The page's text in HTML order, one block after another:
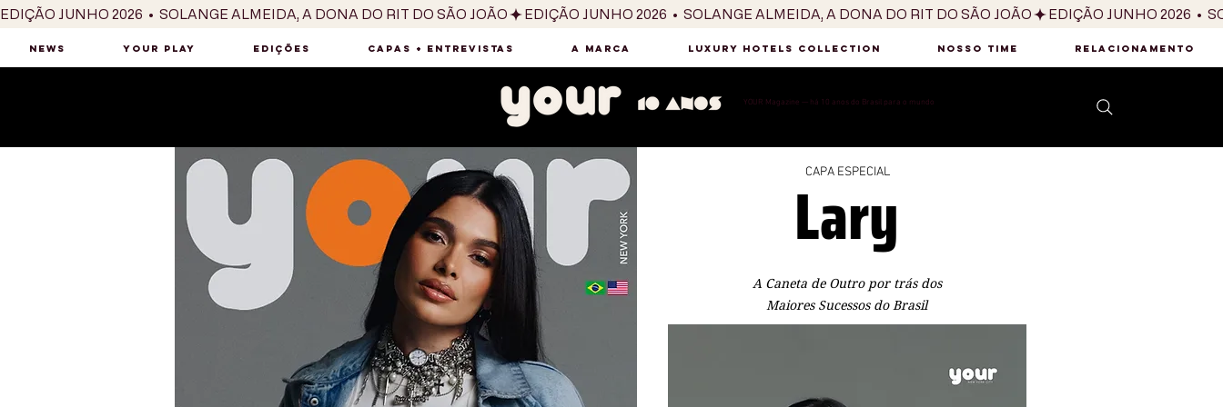
EDIÇÃO JUNHO 2026  •  SOLANGE ALMEIDA, A DONA DO RIT DO SÃO JOÃO
NEWS YOUR PLAY EDIÇÕES CAPAS + ENTREVISTAS A MARCA LUXURY HOTELS COLLECTION NOSSO TIME RELACIONAMENTO
YOUR Magazine — há 10 anos do Brasil para o mundo
CAPA ESPECIAL
A Caneta de Outro por trás dos
Maiores Sucessos do Brasil
Lary